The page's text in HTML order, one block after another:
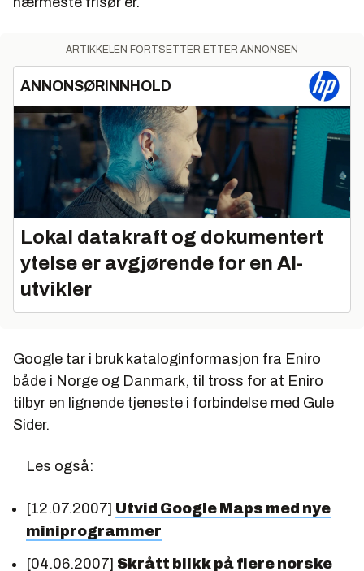
ARTIKKELEN FORTSETTER ETTER ANNONSEN
ANNONSØRINNHOLD
Lokal datakraft og dokumentert
ytelse er avgjørende for en AI-
utvikler
Google tar i bruk kataloginformasjon fra Eniro
både i Norge og Danmark, til tross for at Eniro
tilbyr en lignende tjeneste i forbindelse med Gule
Sider.
Les også:
[12.07.2007] Utvid Google Maps med nye
miniprogrammer
[04.06.2007] Skrått blikk på flere norske